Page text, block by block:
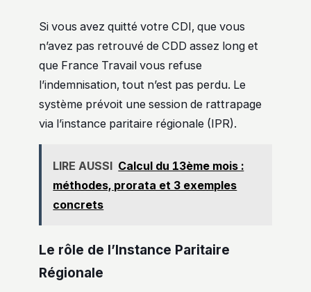
Si vous avez quitté votre CDI, que vous
n’avez pas retrouvé de CDD assez long et
que France Travail vous refuse
l’indemnisation, tout n’est pas perdu. Le
système prévoit une session de rattrapage
via l’instance paritaire régionale (IPR).
LIRE AUSSI Calcul du 13ème mois :
méthodes, prorata et 3 exemples
concrets
Le rôle de l’Instance Paritaire
Régionale